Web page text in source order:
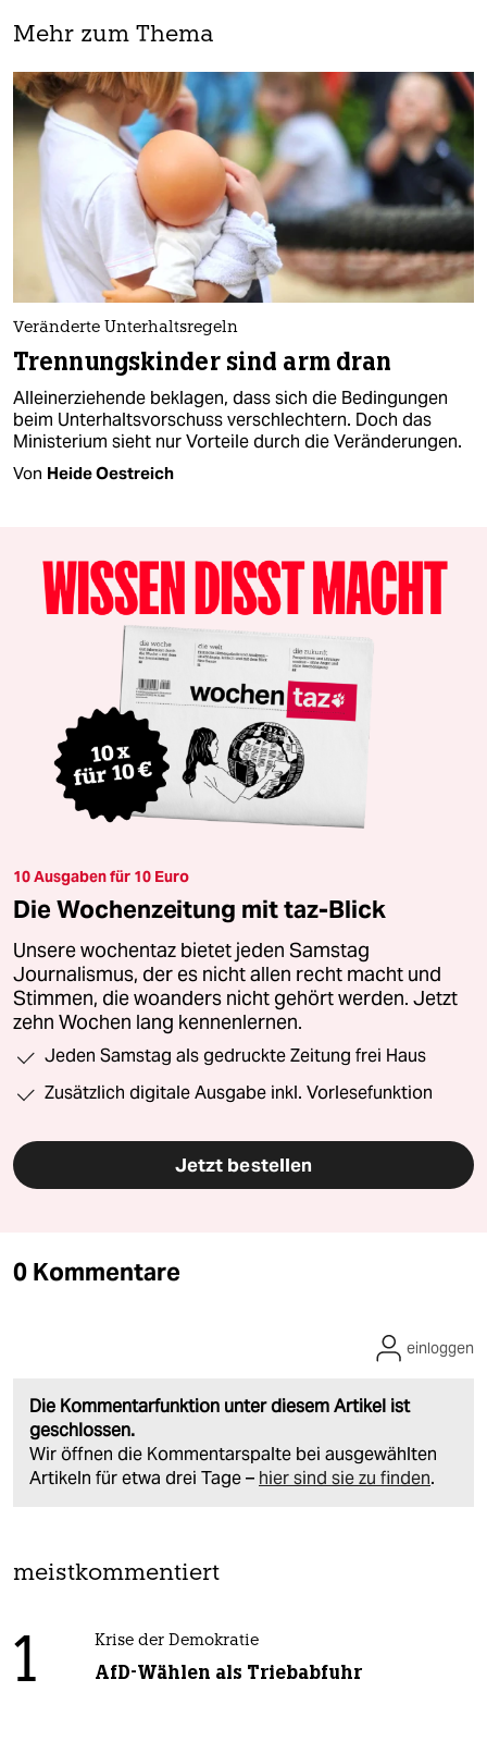
Mehr zum Thema
Veränderte Unterhaltsregeln
Trennungskinder sind arm dran
Alleinerziehende beklagen, dass sich die Bedingungen
beim Unterhaltsvorschuss verschlechtern. Doch das
Ministerium sieht nur Vorteile durch die Veränderungen.
Von Heide Oestreich
10 Ausgaben für 10 Euro
Die Wochenzeitung mit taz-Blick
Unsere wochentaz bietet jeden Samstag
Journalismus, der es nicht allen recht macht und
Stimmen, die woanders nicht gehört werden. Jetzt
zehn Wochen lang kennenlernen.
Jeden Samstag als gedruckte Zeitung frei Haus
Zusätzlich digitale Ausgabe inkl. Vorlesefunktion
Jetzt bestellen
0 Kommentare
Die Kommentarfunktion unter diesem Artikel ist
geschlossen.
Wir öffnen die Kommentarspalte bei ausgewählten
Artikeln für etwa drei Tage – hier sind sie zu finden.
einloggen
meistkommentiert
1 Krise der Demokratie
AfD-Wählen als Triebabfuhr